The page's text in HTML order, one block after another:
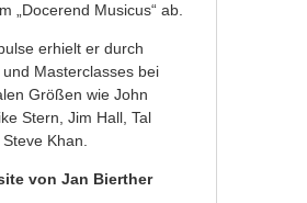
„Docerend Musicus“ ab.
erhielt er durch
Masterclasses bei
Größen wie John
Stern, Jim Hall, Tal
Khan.
von Jan Bierther